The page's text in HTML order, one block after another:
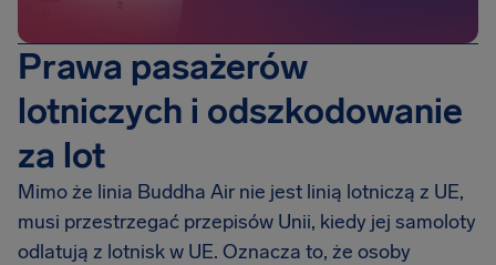
Prawa pasażerów
lotniczych i odszkodowanie
za lot
Mimo że linia Buddha Air nie jest linią lotniczą z UE,
musi przestrzegać przepisów Unii, kiedy jej samoloty
odlatują z lotnisk w UE. Oznacza to, że osoby